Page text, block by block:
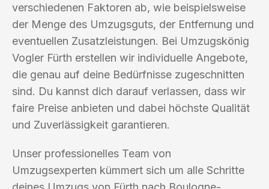
verschiedenen Faktoren ab, wie beispielsweise
der Menge des Umzugsguts, der Entfernung und
eventuellen Zusatzleistungen. Bei Umzugskönig
Vogler Fürth erstellen wir individuelle Angebote,
die genau auf deine Bedürfnisse zugeschnitten
sind. Du kannst dich darauf verlassen, dass wir
faire Preise anbieten und dabei höchste Qualität
und Zuverlässigkeit garantieren.
Unser professionelles Team von
Umzugsexperten kümmert sich um alle Schritte